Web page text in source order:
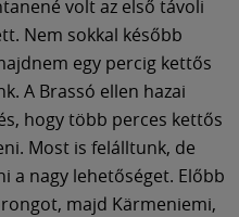
volt az első távoli
Nem sokkal később
egy percig kettős
A Brassó ellen hazai
hogy több perces kettős
Most is felálltunk, de
a nagy lehetőséget. Előbb
majd Kärmeniemi,